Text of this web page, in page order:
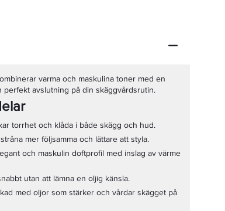
varma och maskulina toner med en
avslutning på din skäggvårdsrutin.
torrhet och klåda i både skägg och hud.
mer följsamma och lättare att styla.
och maskulin doftprofil med inslag av värme
utan att lämna en oljig känsla.
med oljor som stärker och vårdar skägget på